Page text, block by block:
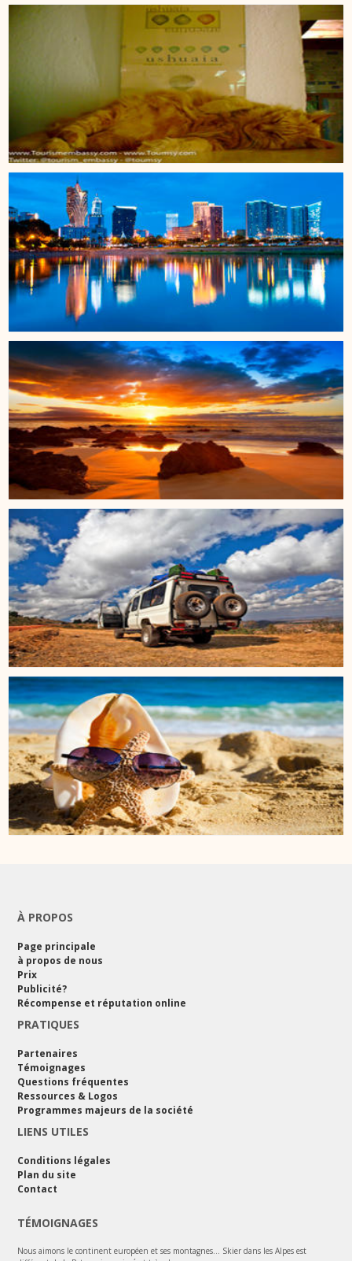
À PROPOS
Page principale
à propos de nous
Prix
Publicité?
Récompense et réputation online
PRATIQUES
Partenaires
Témoignages
Questions fréquentes
Ressources & Logos
Programmes majeurs de la société
LIENS UTILES
Conditions légales
Plan du site
Contact
TÉMOIGNAGES
Nous aimons le continent européen et ses montagnes... Skier dans les Alpes est